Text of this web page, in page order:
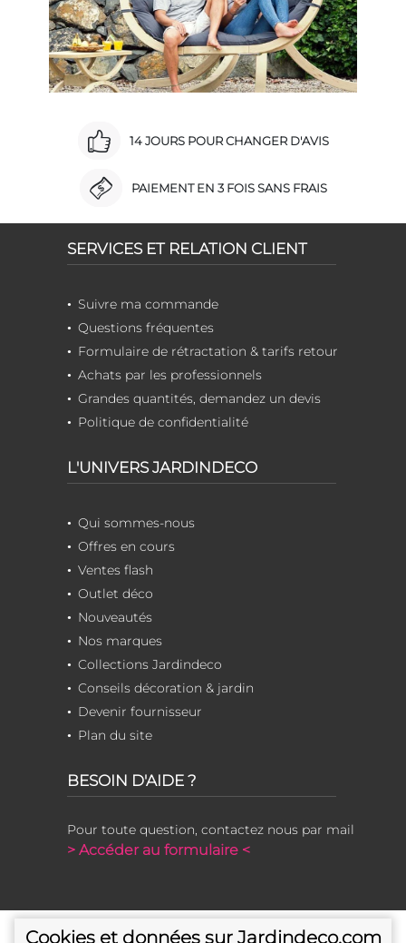
14 JOURS POUR CHANGER D'AVIS
PAIEMENT EN 3 FOIS SANS FRAIS
SERVICES ET RELATION CLIENT
Suivre ma commande
Questions fréquentes
Formulaire de rétractation & tarifs retour
Achats par les professionnels
Grandes quantités, demandez un devis
Politique de confidentialité
L'UNIVERS JARDINDECO
Qui sommes-nous
Offres en cours
Ventes flash
Outlet déco
Nouveautés
Nos marques
Collections Jardindeco
Conseils décoration & jardin
Devenir fournisseur
Plan du site
BESOIN D'AIDE ?
Pour toute question, contactez nous par mail
> Accéder au formulaire <
Cookies et données sur Jardindeco.com